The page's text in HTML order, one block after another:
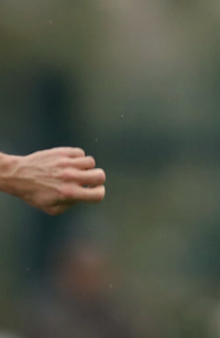
BUSINESS CLUB
MATCHDINERS